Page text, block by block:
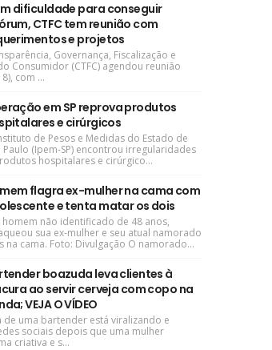
dificuldade para conseguir
CTFC tem reunião com
e projetos
Governança, Fiscalização e
Consumidor (CTFC) agendou reunião
com ...
em SP reprova produtos
e cirúrgicos
de Pesos e Medidas do Estado de
Paulo (Ipem-SP) encontrou irregularidades
hospitalares e cirúrgico...
flagra ex-mulher na cama com
e tenta matar os dois
homem não identificado de 48 anos,
sua ex-mulher e seu atual namorado
na cama. Foto: Divulgação O namorado...
boazuda leva clientes à
ao servir cerveja com copo na
VEJA O VÍDEO
de uma bartender está viralizando e
sociais depois que uma mulher
criativa e s...